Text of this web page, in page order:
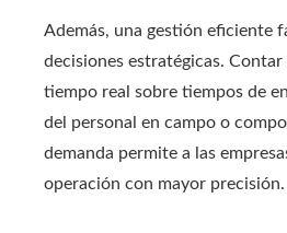
Además, una gestión eficiente
decisiones estratégicas.
tiempo real sobre tiempos de
del personal en campo o
demanda permite a las
operación con mayor precisión.